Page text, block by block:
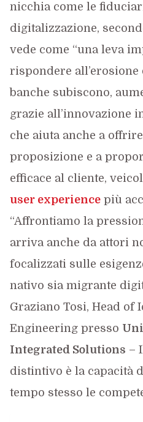
nicchia come le
digitalizzazione,
vede come “una leva
rispondere
banche subiscono,
grazie all’innovazione
che aiuta anche a
proposizione e a
efficace al cliente,
user experiencepiù
“Affrontiamo la
arriva anche da attori
focalizzati sulle
nativo sia migrante
Graziano Tosi, Head of
Engineering presso
Integrated Solutions –
distintivo è la capacità
tempo stesso le